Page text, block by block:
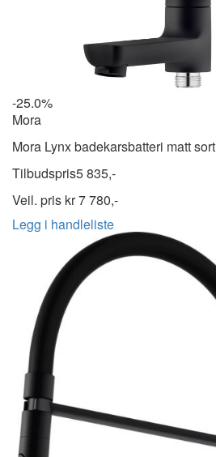
-25.0%
Mora
Mora Lynx badekarsbatteri matt sort
Tilbudspris5 835,-
Veil. pris kr7 780,-
Legg i handleliste